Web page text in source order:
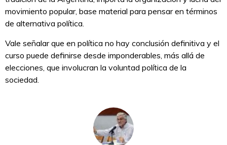
movimiento popular, base material para pensar en términos
de alternativa política.
Vale señalar que en política no hay conclusión definitiva y el
curso puede definirse desde imponderables, más allá de
elecciones, que involucran la voluntad política de la
sociedad.